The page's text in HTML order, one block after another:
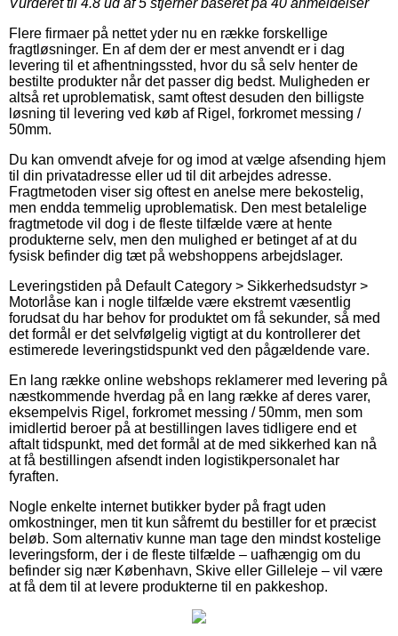
Flere firmaer på nettet yder nu en række forskellige
fragtløsninger. En af dem der er mest anvendt er i dag
levering til et afhentningssted, hvor du så selv henter de
bestilte produkter når det passer dig bedst. Muligheden er
altså ret uproblematisk, samt oftest desuden den billigste
løsning til levering ved køb af Rigel, forkromet messing /
50mm.
Du kan omvendt afveje for og imod at vælge afsending hjem
til din privatadresse eller ud til dit arbejdes adresse.
Fragtmetoden viser sig oftest en anelse mere bekostelig,
men endda temmelig uproblematisk. Den mest betalelige
fragtmetode vil dog i de fleste tilfælde være at hente
produkterne selv, men den mulighed er betinget af at du
fysisk befinder dig tæt på webshoppens arbejdslager.
Leveringstiden på Default Category > Sikkerhedsudstyr >
Motorlåse kan i nogle tilfælde være ekstremt væsentlig
forudsat du har behov for produktet om få sekunder, så med
det formål er det selvfølgelig vigtigt at du kontrollerer det
estimerede leveringstidspunkt ved den pågældende vare.
En lang række online webshops reklamerer med levering på
næstkommende hverdag på en lang række af deres varer,
eksempelvis Rigel, forkromet messing / 50mm, men som
imidlertid beroer på at bestillingen laves tidligere end et
aftalt tidspunkt, med det formål at de med sikkerhed kan nå
at få bestillingen afsendt inden logistikpersonalet har
fyraften.
Nogle enkelte internet butikker byder på fragt uden
omkostninger, men tit kun såfremt du bestiller for et præcist
beløb. Som alternativ kunne man tage den mindst kostelige
leveringsform, der i de fleste tilfælde – uafhængig om du
befinder sig nær København, Skive eller Gilleleje – vil være
at få dem til at levere produkterne til en pakkeshop.